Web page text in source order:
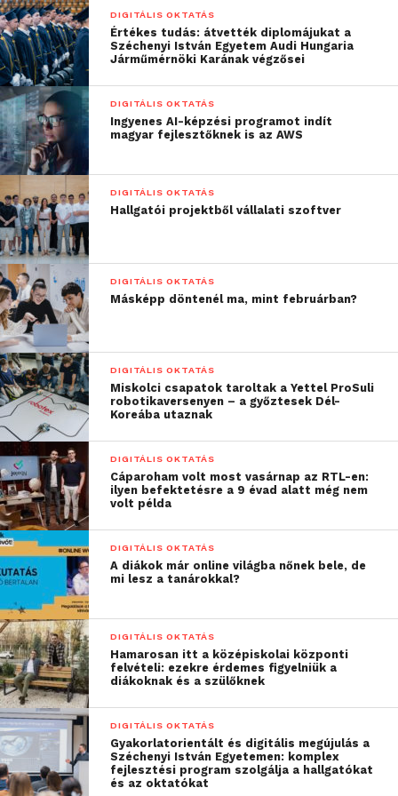
is látni kell, hogy
napjainkban az
egyetemekről kikerülő
végzősök olyan turbulens
piaci viszonyok között
kezdik meg pályájukat,
ahol a mindennapi
munkavégzéshez
folyamatosan frissen
tartott gyakorlati
szaktudásra van szükség.
Mindenkinek az az
érdeke, hogy ezzel már
akkor rendelkezzenek,
mikor első állásukat
elvállalják. Emiatt is
szorgalmazzuk azt, hogy
az állam bevonásával egy
olyan oktatási
együttműködés jöjjön
létre a felsőoktatási
intézmények, illetve a
nagyvállalatok közt, ami
a piaci tudástranszfer
lehető leghatékonyabb
módját biztosítja.
Egyértelmű, hogy a
DIGITÁLIS OKTATÁS
Értékes tudás: átvették diplomájukat a
Széchenyi István Egyetem Audi Hungaria
Járműmérnöki Karának végzősei
DIGITÁLIS OKTATÁS
Ingyenes AI-képzési programot indít
magyar fejlesztőknek is az AWS
DIGITÁLIS OKTATÁS
Hallgatói projektből vállalati szoftver
DIGITÁLIS OKTATÁS
Másképp döntenél ma, mint februárban?
DIGITÁLIS OKTATÁS
Miskolci csapatok taroltak a Yettel ProSuli
robotikaversenyen – a győztesek Dél-
Koreába utaznak
DIGITÁLIS OKTATÁS
Cáparoham volt most vasárnap az RTL-en:
ilyen befektetésre a 9 évad alatt még nem
volt példa
DIGITÁLIS OKTATÁS
A diákok már online világba nőnek bele, de
mi lesz a tanárokkal?
DIGITÁLIS OKTATÁS
Hamarosan itt a középiskolai központi
felvételi: ezekre érdemes figyelniük a
diákoknak és a szülőknek
DIGITÁLIS OKTATÁS
Gyakorlatorientált és digitális megújulás a
Széchenyi István Egyetemen: komplex
fejlesztési program szolgálja a hallgatókat
és az oktatókat